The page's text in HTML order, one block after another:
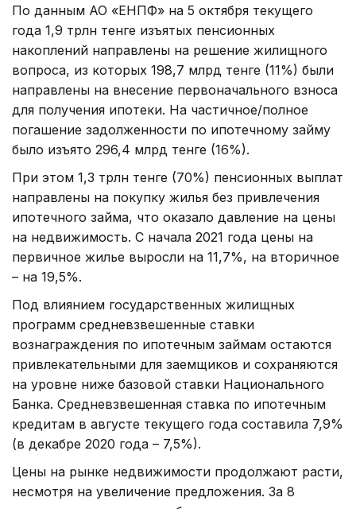
По данным АО «ЕНПФ» на 5 октября текущего
года 1,9 трлн тенге изъятых пенсионных
накоплений направлены на решение жилищного
вопроса, из которых 198,7 млрд тенге (11%) были
направлены на внесение первоначального взноса
для получения ипотеки. На частичное/полное
погашение задолженности по ипотечному займу
было изъято 296,4 млрд тенге (16%).
При этом 1,3 трлн тенге (70%) пенсионных выплат
направлены на покупку жилья без привлечения
ипотечного займа, что оказало давление на цены
на недвижимость. С начала 2021 года цены на
первичное жилье выросли на 11,7%, на вторичное
– на 19,5%.
Под влиянием государственных жилищных
программ средневзвешенные ставки
вознаграждения по ипотечным займам остаются
привлекательными для заемщиков и сохраняются
на уровне ниже базовой ставки Национального
Банка. Средневзвешенная ставка по ипотечным
кредитам в августе текущего года составила 7,9%
(в декабре 2020 года – 7,5%).
Цены на рынке недвижимости продолжают расти,
несмотря на увеличение предложения. За 8